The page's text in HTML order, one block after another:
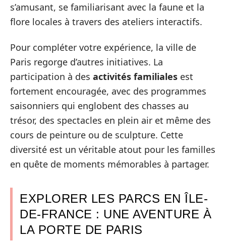
s’amusant, se familiarisant avec la faune et la
flore locales à travers des ateliers interactifs.
Pour compléter votre expérience, la ville de
Paris regorge d’autres initiatives. La
participation à des activités familiales est
fortement encouragée, avec des programmes
saisonniers qui englobent des chasses au
trésor, des spectacles en plein air et même des
cours de peinture ou de sculpture. Cette
diversité est un véritable atout pour les familles
en quête de moments mémorables à partager.
EXPLORER LES PARCS EN ÎLE-
DE-FRANCE : UNE AVENTURE À
LA PORTE DE PARIS